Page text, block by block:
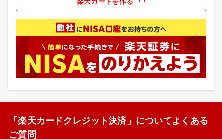
楽天カードを作る
「楽天カードクレジット決済」についてよくある
ご質問